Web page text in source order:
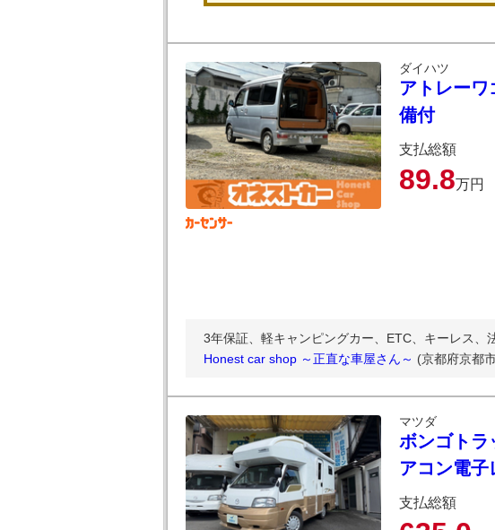
ダイハツ
アトレー
備付
支払総額
89.8万円
3年保証、軽キャンピングカー、ETC、キーレス、
Honest car shop ～正直な車屋さん～ (京都府京都
マツダ
ボンゴトラ
アコン電子
支払総額